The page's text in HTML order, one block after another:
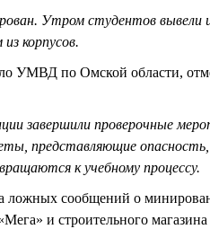
Утром студентов вывели
корпусов.
УМВД по Омской области,
завершили проверочные
представляющие
к учебному процессу.
ложных сообщений о
и строительного магазина